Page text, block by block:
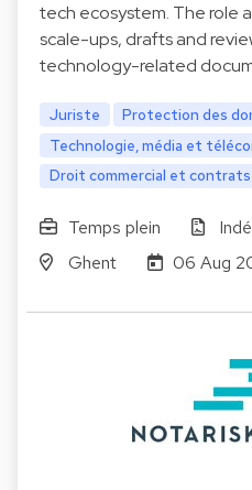
tech ecosystem. The role
scale-ups, drafts and
technology-related
Juriste
Protection des
Technologie, média et
Droit commercial et contrats
Temps plein
Ghent
06 Aug